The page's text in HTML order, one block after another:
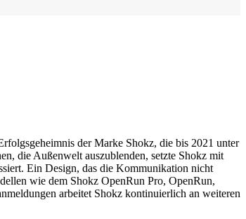
der Marke Shokz, die bis 2021 unter
die Außenwelt auszublenden, setzte Shokz mit
Ein Design, das die Kommunikation nicht
wie dem Shokz OpenRun Pro, OpenRun,
arbeitet Shokz kontinuierlich an weiteren